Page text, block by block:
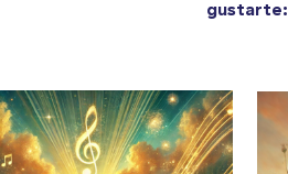
gustarte: